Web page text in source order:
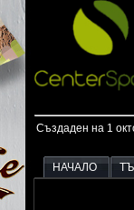
Създаден на 1
НАЧАЛО